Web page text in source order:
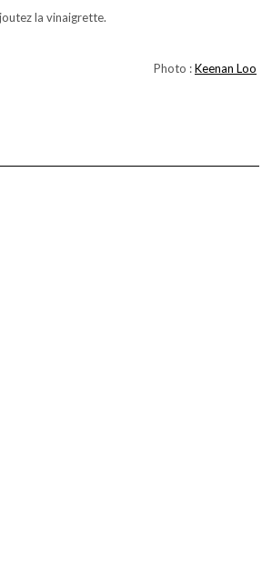
la vinaigrette.
Photo :Keenan Loo